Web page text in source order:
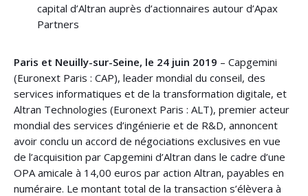
capital d’Altran auprès d’actionnaires autour d’Apax
Partners
Paris et Neuilly-sur-Seine, le 24 juin 2019 – Capgemini
(Euronext Paris : CAP), leader mondial du conseil, des
services informatiques et de la transformation digitale, et
Altran Technologies (Euronext Paris : ALT), premier acteur
mondial des services d’ingénierie et de R&D, annoncent
avoir conclu un accord de négociations exclusives en vue
de l’acquisition par Capgemini d’Altran dans le cadre d’une
OPA amicale à 14,00 euros par action Altran, payables en
numéraire. Le montant total de la transaction s’élèvera à